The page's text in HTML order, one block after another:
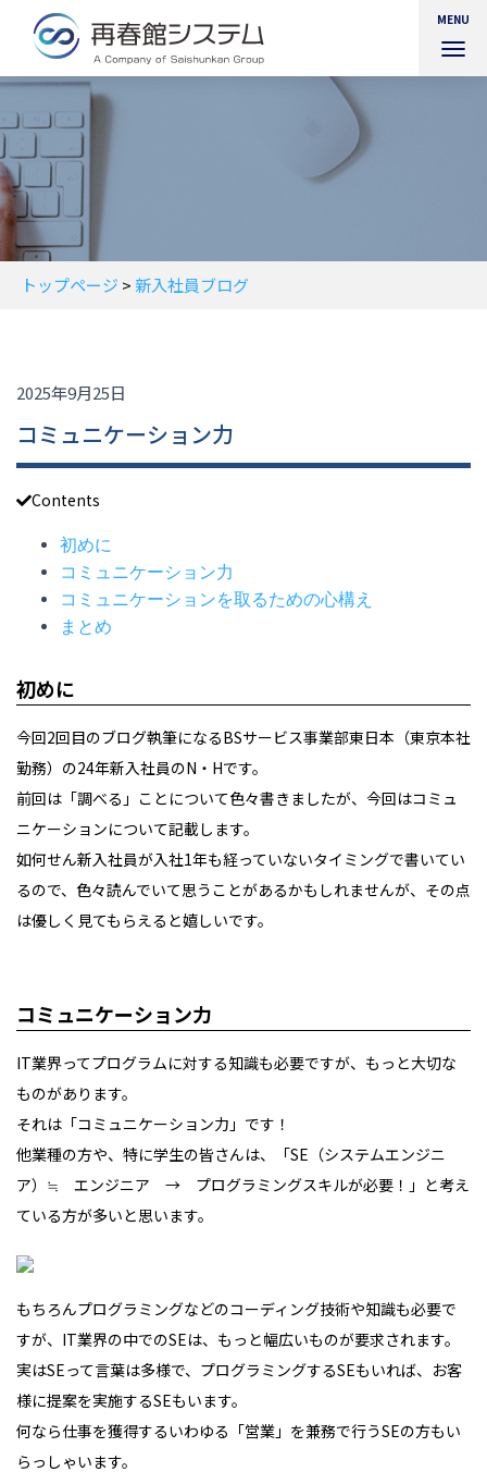
MENU
トップページ > 新入社員ブログ
2025年9月25日
コミュニケーション力
Contents
初めに
コミュニケーション力
コミュニケーションを取るための心構え
まとめ
初めに
今回2回目のブログ執筆になるBSサービス事業部東日本（東京本社
勤務）の24年新入社員のN・Hです。
前回は「調べる」ことについて色々書きましたが、今回はコミュ
ニケーションについて記載します。
如何せん新入社員が入社1年も経っていないタイミングで書いてい
るので、色々読んでいて思うことがあるかもしれませんが、その点
は優しく見てもらえると嬉しいです。
コミュニケーション力
IT業界ってプログラムに対する知識も必要ですが、もっと大切な
ものがあります。
それは「コミュニケーション力」です！
他業種の方や、特に学生の皆さんは、「SE（システムエンジニ
ア）≒ エンジニア → プログラミングスキルが必要！」と考え
ている方が多いと思います。
もちろんプログラミングなどのコーディング技術や知識も必要で
すが、IT業界の中でのSEは、もっと幅広いものが要求されます。
実はSEって言葉は多様で、プログラミングするSEもいれば、お客
様に提案を実施するSEもいます。
何なら仕事を獲得するいわゆる「営業」を兼務で行うSEの方もい
らっしゃいます。